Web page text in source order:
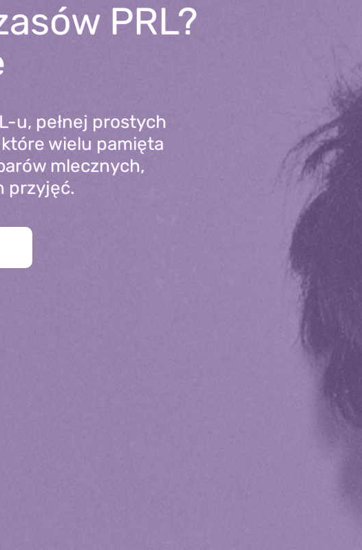
PRL?
u, pełnej prostych
które wielu pamięta
mlecznych,
przyjęć.